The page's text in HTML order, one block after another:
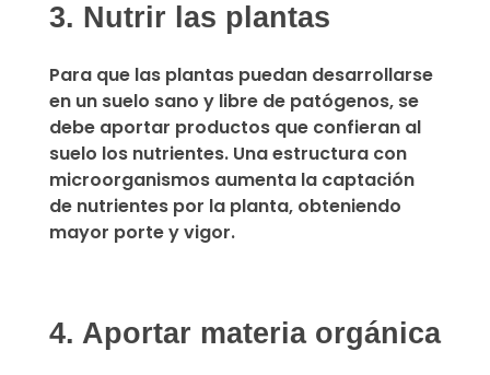
3. Nutrir las plantas
Para que las plantas puedan desarrollarse
en un suelo sano y libre de patógenos, se
debe aportar productos que confieran al
suelo los nutrientes. Una estructura con
microorganismos aumenta la captación
de nutrientes por la planta, obteniendo
mayor porte y vigor.
4. Aportar materia orgánica